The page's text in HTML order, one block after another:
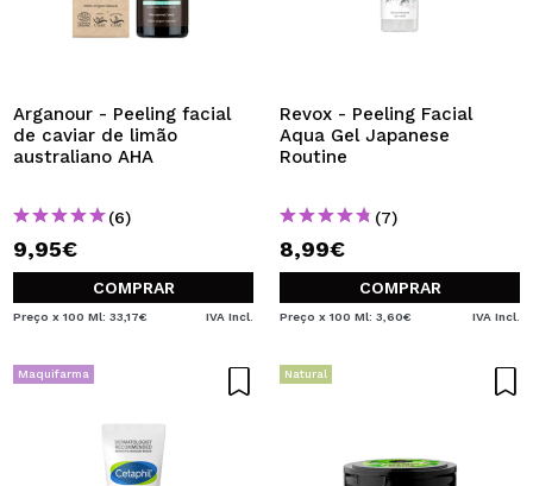
Arganour - Peeling facial
de caviar de limão
australiano AHA
(6)
9,95€
COMPRAR
Preço x 100 Ml: 33,17€ IVA Incl.
Revox - Peeling Facial
Aqua Gel Japanese
Routine
(7)
8,99€
COMPRAR
Preço x 100 Ml: 3,60€ IVA Incl.
Maquifarma Natural